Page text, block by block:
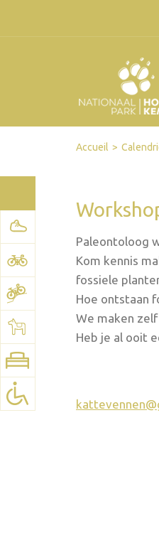
Facebook
TwitterSend by
Accueil
Voir
Paleontoloog
Kom kennis
fossiele
Hoe ontstaan
We maken
Heb je al ooit